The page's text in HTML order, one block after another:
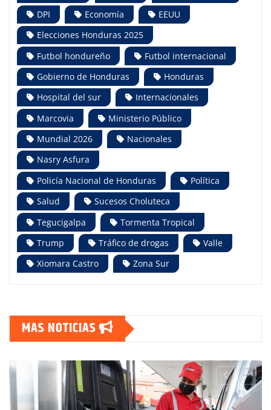
DPI
Economía
EEUU
Elecciones Honduras 2025
Futbol hondureño
Futbol internacional
Gobierno de Honduras
Honduras
Hospital del sur
Internacionales
Marcovia
Ministerio Público
Mundial 2026
Nacionales
Nasry Asfura
Policía Nacional de Honduras
Política
Salud
Sucesos Choluteca
Tegucigalpa
Tormenta Tropical
Trump
Tráfico de drogas
Valle
Xiomara Castro
Zona Sur
MAS NOTICIAS